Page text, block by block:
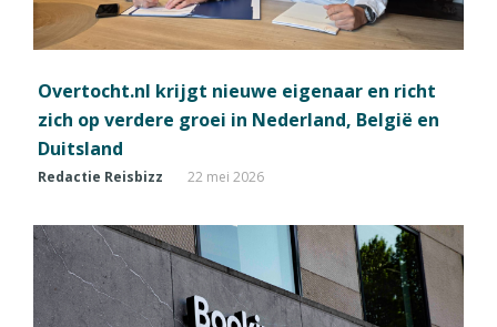
Overtocht.nl krijgt nieuwe eigenaar en richt
zich op verdere groei in Nederland, België en
Duitsland
Redactie Reisbizz 22 mei 2026